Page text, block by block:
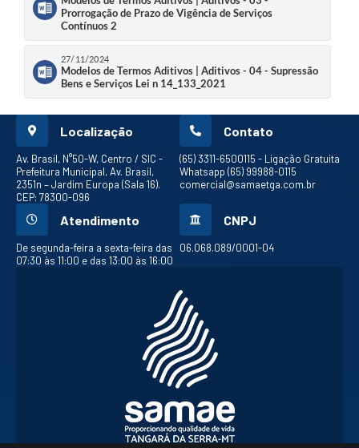
Prorrogação de Prazo de Vigência de Serviços
Contínuos 2
27/11/2024
Modelos de Termos Aditivos | Aditivos - 04 - Supressão
Bens e Serviços Lei n 14_133_2021
Localização
Av. Brasil, N°50-W, Centro / SIC -
Prefeitura Municipal, Av. Brasil,
2351n – Jardim Europa (Sala 16).
CEP: 78300-096
Contato
(65) 3311-6500115 - Ligação Gratuita
Whatsapp (65) 99988-0115
comercial@samaetga.com.br
Atendimento
De segunda-feira a sexta-feira das
07:30 às 11:00 e das 13:00 às 16:00
CNPJ
06.068.089/0001-04